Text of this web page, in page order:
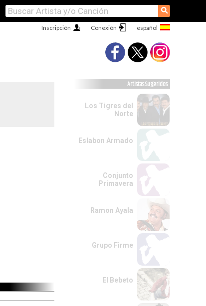
⚲
Conexión
Inscripción
Artistas Sugeridos
Los Tigres del
Norte
Eslabon Armado
Conjunto
Primavera
Ramon Ayala
Grupo Firme
El Bebeto